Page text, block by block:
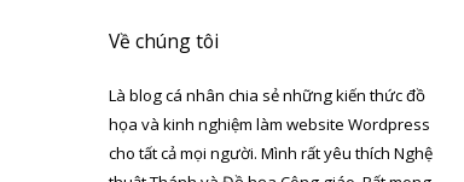
Về chúng tôi
Là blog cá nhân chia sẻ những kiến thức đồ
họa và kinh nghiệm làm website Wordpress
cho tất cả mọi người. Mình rất yêu thích Nghệ